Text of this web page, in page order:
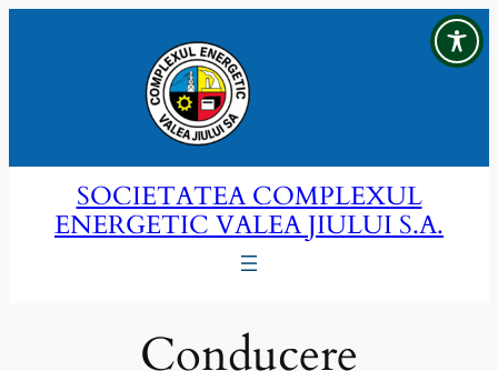
SOCIETATEA COMPLEXUL
ENERGETIC VALEA JIULUI S.A.
Conducere